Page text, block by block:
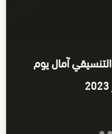
الأوروبي
والهيئات
أوروبا.